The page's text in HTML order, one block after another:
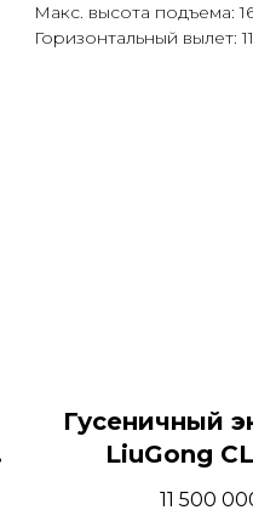
Макс. высота подъема:
Горизонтальный вылет:
Гусеничный
LiuGong
11 500